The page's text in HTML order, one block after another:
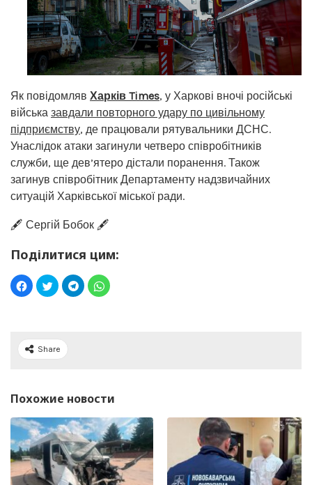
Як повідомляв Харків Times, у Харкові вночі російські
війська завдали повторного удару по цивільному
підприємству, де працювали рятувальники ДСНС.
Унаслідок атаки загинули четверо співробітників
служби, ще дев’ятеро дістали поранення. Також
загинув співробітник Департаменту надзвичайних
ситуацій Харківської міської ради.
🖋️ Сергій Бобок 🖋️
Поділитися цим:
Share
Похожие новости